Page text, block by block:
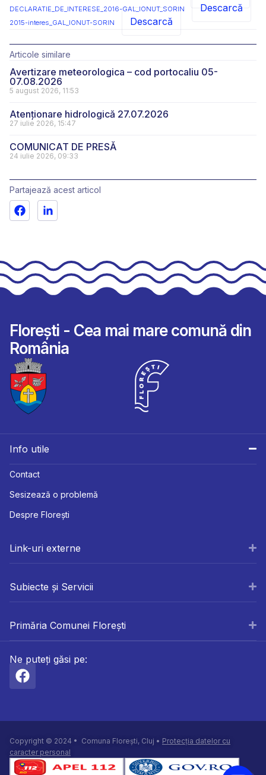
DECLARATIE_DE_INTERESE_2016-GAL_IONUT_SORIN Descarcă
2015-interes_GAL_IONUT-SORIN Descarcă
Articole similare
Avertizare meteorologica – cod portocaliu 05-
07.08.2026
5 august 2026, 11:53
Atenționare hidrologică 27.07.2026
27 iulie 2026, 15:47
COMUNICAT DE PRESĂ
24 iulie 2026, 09:33
Partajează acest articol
Florești - Cea mai mare comună din
România
Info utile
Contact
Sesizează o problemă
Despre Florești
Link-uri externe
Subiecte și Servicii
Primăria Comunei Florești
Ne puteți găsi pe:
Copyright © 2024 • Comuna Florești, Cluj • Protecția datelor cu
caracter personal